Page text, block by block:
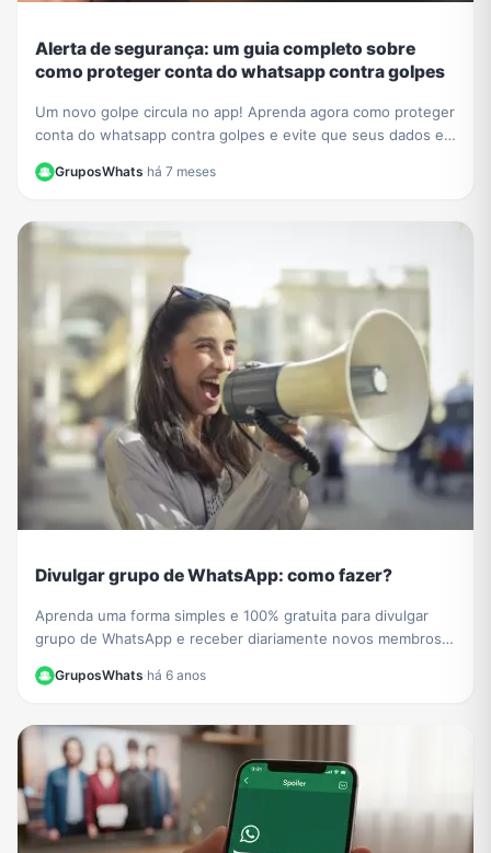
Alerta de segurança: um guia completo sobre
como proteger conta do whatsapp contra golpes
Um novo golpe circula no app! Aprenda agora como proteger
conta do whatsapp contra golpes e evite que seus dados e
GruposWhats·há 7 meses
Divulgar grupo de WhatsApp: como fazer?
Aprenda uma forma simples e 100% gratuita para divulgar
grupo de WhatsApp e receber diariamente novos membros e
GruposWhats·há 6 anos